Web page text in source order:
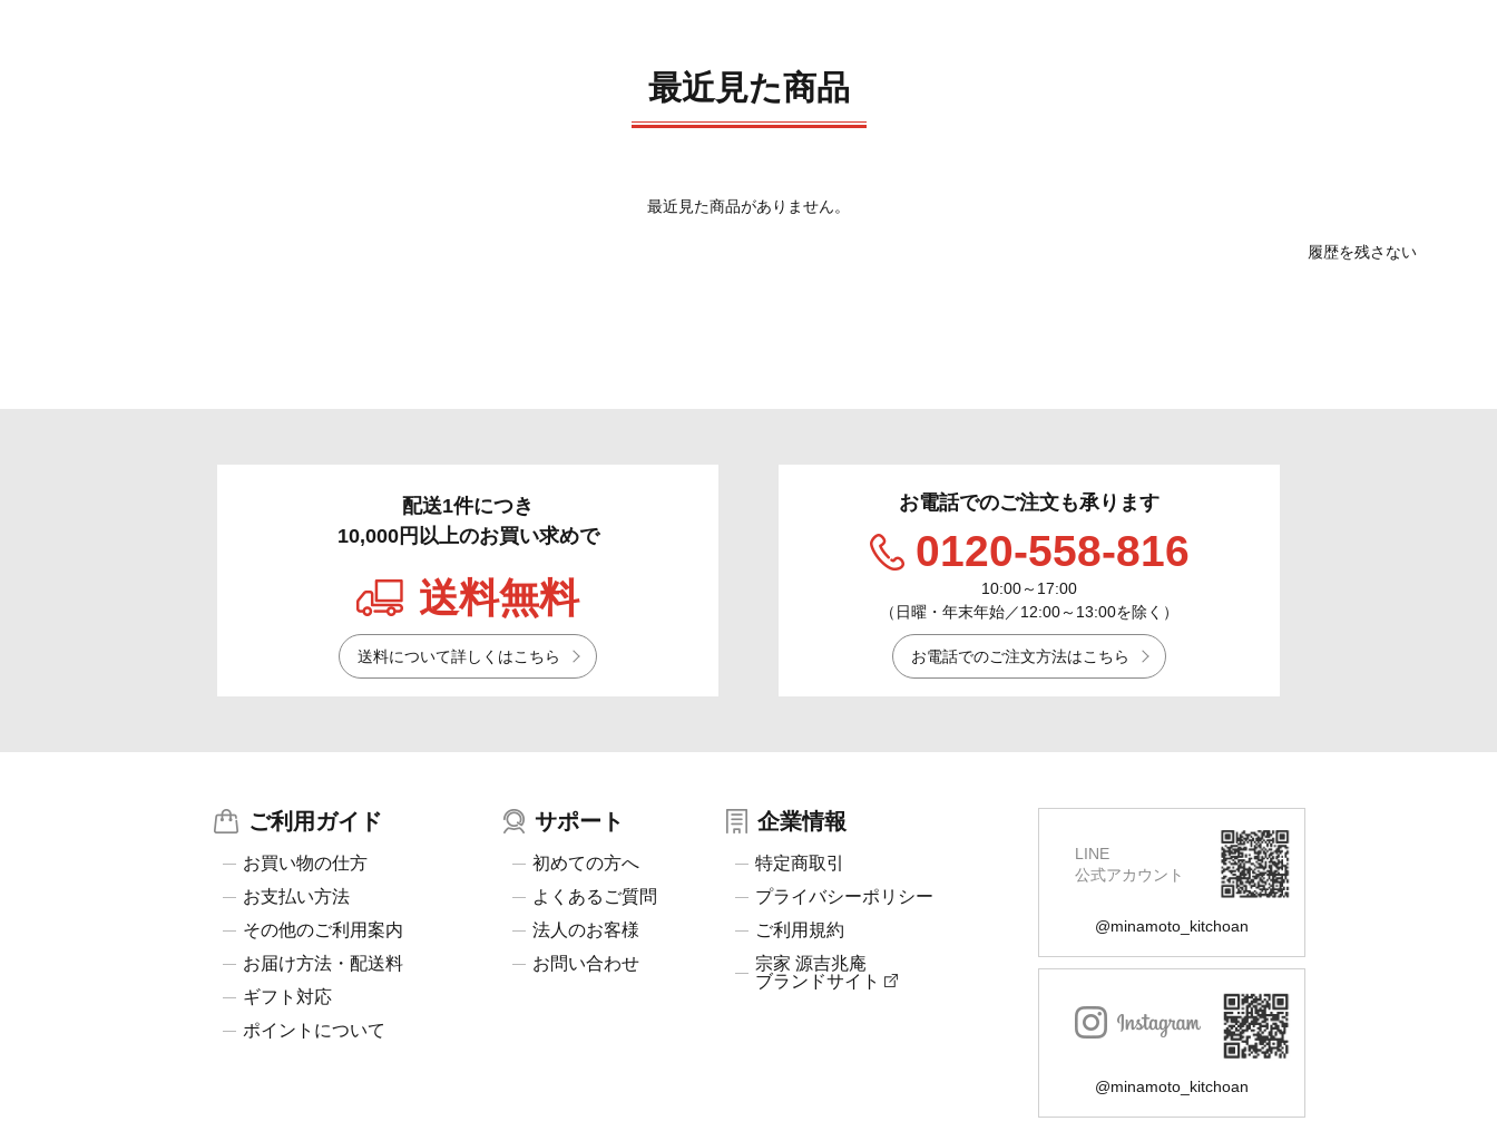
最近見た商品
最近見た商品がありません。
履歴を残さない
配送1件につき
10,000円以上のお買い求めで
送料無料
送料について詳しくはこちら
お電話でのご注文も承ります
0120-558-816
10:00～17:00
（日曜・年末年始／12:00～13:00を除く）
お電話でのご注文方法はこちら
ご利用ガイド
お買い物の仕方
お支払い方法
その他のご利用案内
お届け方法・配送料
ギフト対応
ポイントについて
サポート
初めての方へ
よくあるご質問
法人のお客様
お問い合わせ
企業情報
特定商取引
プライバシーポリシー
ご利用規約
宗家 源吉兆庵
ブランドサイト
LINE
公式アカウント
@minamoto_kitchoan
@minamoto_kitchoan